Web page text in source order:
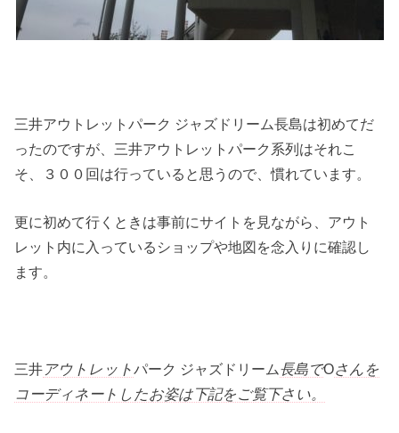
三井アウトレットパーク ジャズドリーム長島は初めてだ
ったのですが、三井アウトレットパーク系列はそれこ
そ、３００回は行っていると思うので、慣れています。
更に初めて行くときは事前にサイトを見ながら、アウト
レット内に入っているショップや地図を念入りに確認し
ます。
三井 アウトレットパーク ジャズドリーム長島でOさんを
コーディネートしたお姿は下記をご覧下さい。